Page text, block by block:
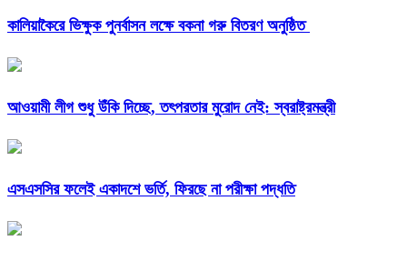
কালিয়াকৈরে ভিক্ষুক পুনর্বাসন লক্ষে বকনা গরু বিতরণ অনুষ্ঠিত
আওয়ামী লীগ শুধু উঁকি দিচ্ছে, তৎপরতার মুরোদ নেই: স্বরাষ্ট্রমন্ত্রী
এসএসসির ফলেই একাদশে ভর্তি, ফিরছে না পরীক্ষা পদ্ধতি